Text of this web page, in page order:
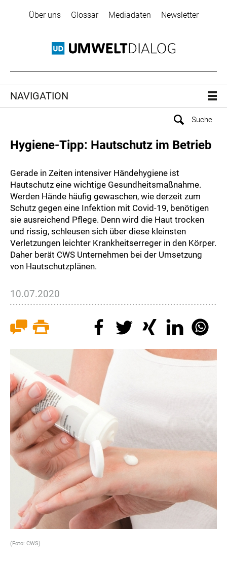
Über uns Glossar Mediadaten Newsletter
NAVIGATION
Hygiene-Tipp: Hautschutz im Betrieb
Gerade in Zeiten intensiver Händehygiene ist
Hautschutz eine wichtige Gesundheitsmaßnahme.
Werden Hände häufig gewaschen, wie derzeit zum
Schutz gegen eine Infektion mit Covid-19, benötigen
sie ausreichend Pflege. Denn wird die Haut trocken
und rissig, schleusen sich über diese kleinsten
Verletzungen leichter Krankheitserreger in den Körper.
Daher berät CWS Unternehmen bei der Umsetzung
von Hautschutzplänen.
10.07.2020
(Foto: CWS)